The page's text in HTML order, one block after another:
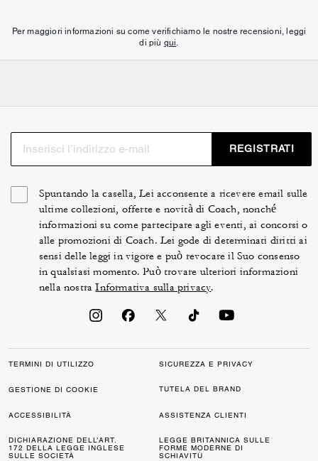
Per maggiori informazioni su come verifichiamo le nostre recensioni, leggi
di più qui.
REGISTRATI
Spuntando la casella, Lei acconsente a ricevere email sulle
ultime collezioni, offerte e novità di Coach, nonché
informazioni su come partecipare agli eventi, ai concorsi o
alle promozioni di Coach. Lei gode di determinati diritti ai
sensi delle leggi in vigore e può revocare il Suo consenso
in qualsiasi momento. Può trovare ulteriori informazioni
nella nostraInformativa sulla privacy.
TERMINI DI UTILIZZO SICUREZZA E PRIVACY
GESTIONE DI COOKIE TUTELA DEL BRAND
ACCESSIBILITÀ ASSISTENZA CLIENTI
DICHIARAZIONE DELL’ART.
172 DELLA LEGGE INGLESE
SULLE SOCIETÀ
LEGGE BRITANNICA SULLE
FORME MODERNE DI
SCHIAVITÙ